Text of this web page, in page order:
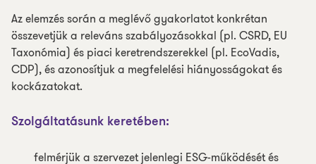
Az elemzés során a meglévő gyakorlatot konkrétan
összevetjük a releváns szabályozásokkal (pl. CSRD, EU
Taxonómia) és piaci keretrendszerekkel (pl. EcoVadis,
CDP), és azonosítjuk a megfelelési hiányosságokat és
kockázatokat.
Szolgáltatásunk keretében:
felmérjük a szervezet jelenlegi ESG-működését és